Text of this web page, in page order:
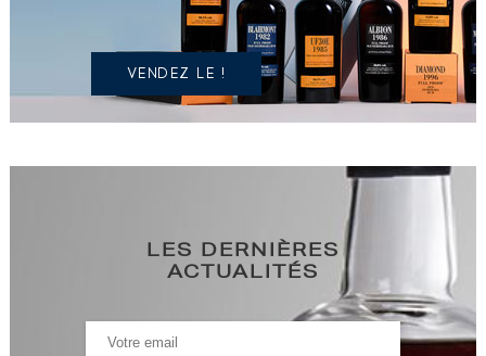
VENDEZ LE !
LES DERNIÈRES
ACTUALITÉS